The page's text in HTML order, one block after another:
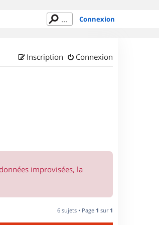
Connexion
Connexion
Inscription
improvisées, la
6 sujets • Page 1 sur 1